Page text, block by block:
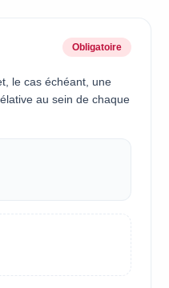
Obligatoire
le cas échéant, une
au sein de chaque